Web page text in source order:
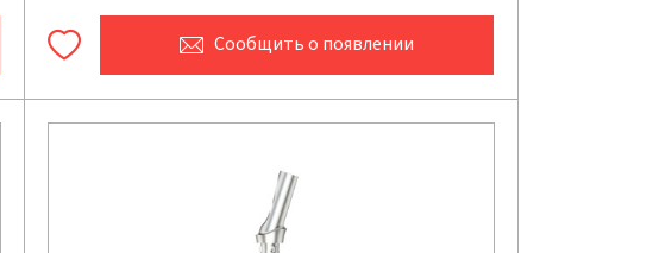
Сообщитьо появлении